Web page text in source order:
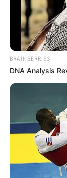
Too Hot For
Anyway
Sensational
Scandalous